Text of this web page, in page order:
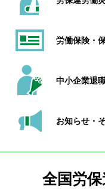
労働保険・
中小企業退
お知らせ・
全国労